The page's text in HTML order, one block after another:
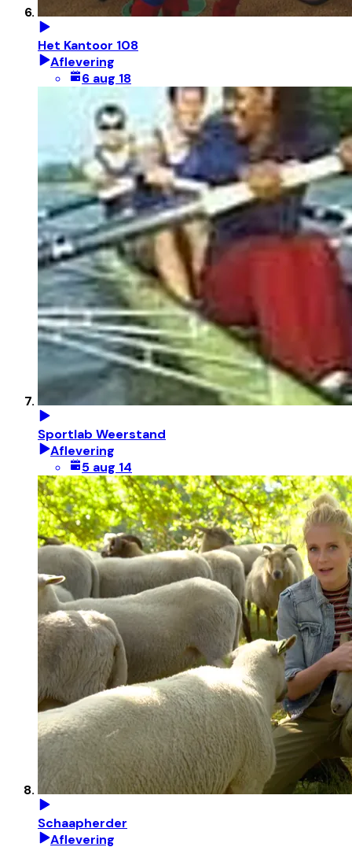
Het Kantoor 108
Aflevering
6 aug 18
Sportlab Weerstand
Aflevering
5 aug 14
Schaapherder
Aflevering